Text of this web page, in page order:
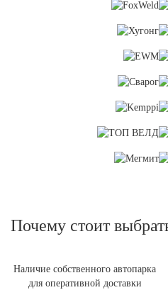
Почему стоит
Наличие собственного автопарка
для оперативной доставки